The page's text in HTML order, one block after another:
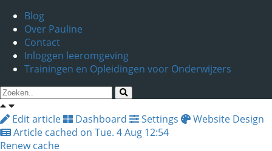
Blog
Over Pauline
Contact
Inloggen leeromgeving
Trainingen en Opleidingen voor Onderwijzers
Edit article Dashboard Settings
Website Design
Article cached on Tue. 4 Aug 12:54
Renew cache